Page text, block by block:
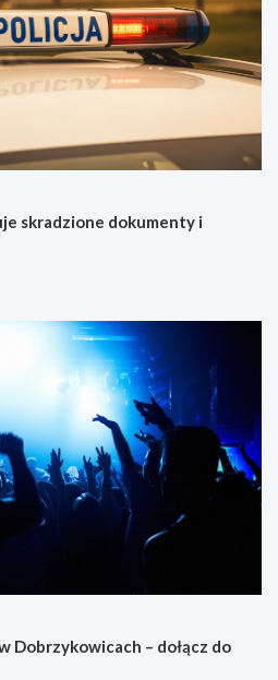
skradzione dokumenty i
Dobrzykowicach – dołącz do